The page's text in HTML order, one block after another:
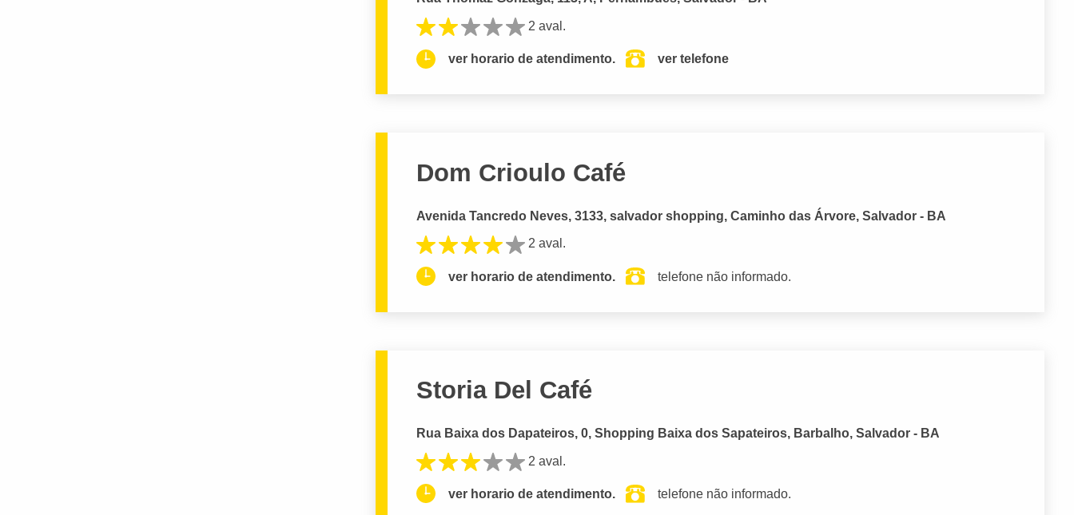
2 aval.
ver horario de atendimento. ver telefone
Dom Crioulo Café
Avenida Tancredo Neves, 3133, salvador shopping, Caminho das Árvore, Salvador - BA
2 aval.
ver horario de atendimento. telefone não informado.
Storia Del Café
Rua Baixa dos Dapateiros, 0, Shopping Baixa dos Sapateiros, Barbalho, Salvador - BA
2 aval.
ver horario de atendimento. telefone não informado.